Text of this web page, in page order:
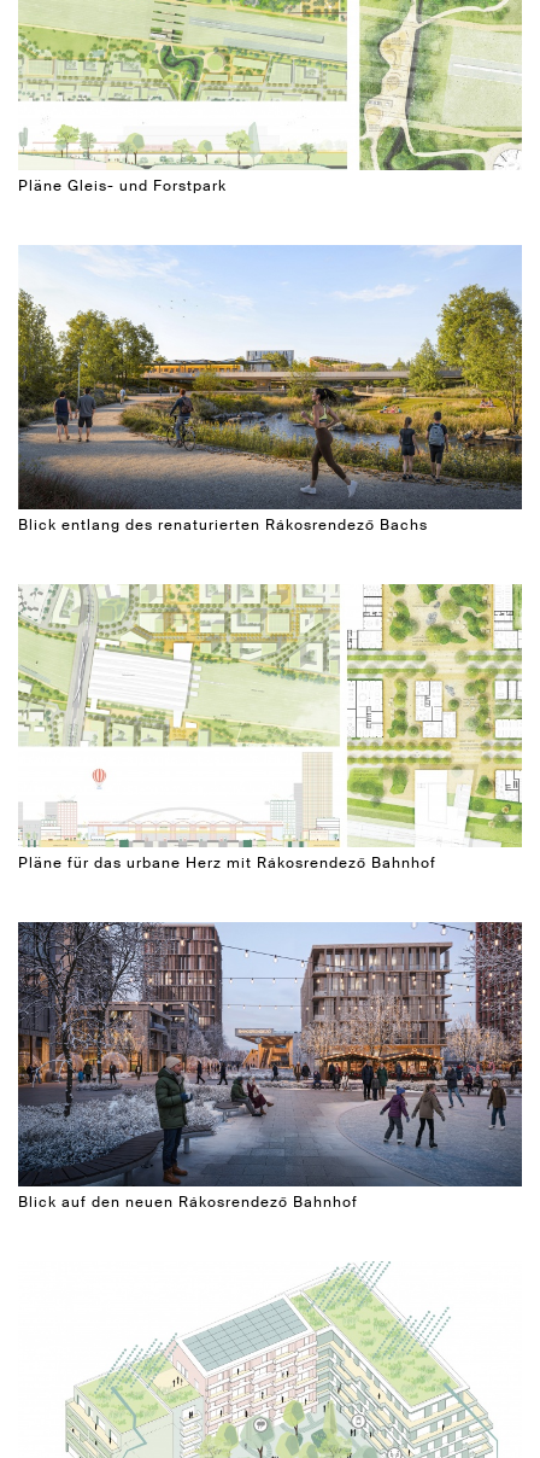
Pläne Gleis- und Forstpark
Blick entlang des renaturierten Rákosrendező Bachs
Pläne für das urbane Herz mit Rákosrendező Bahnhof
Blick auf den neuen Rákosrendező Bahnhof